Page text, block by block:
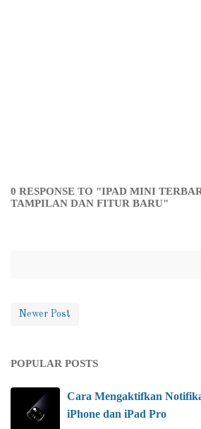
0 RESPONSE TO "IPAD MINI
TAMPILAN DAN FITUR BARU"
Newer Post
POPULAR POSTS
Cara Mengaktifkan
iPhone dan iPad Pro